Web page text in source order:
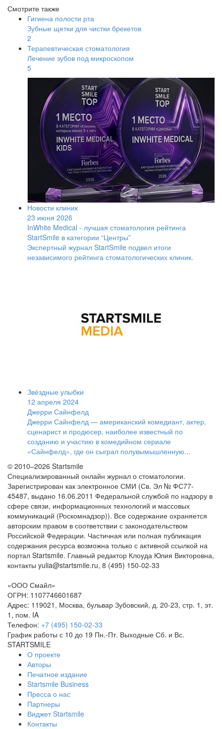
Смотрите также
Гигиена полости рта
Зубные щетки для чистки брекетов
2
Терапевтическая стоматология
Лечение зубов под микроскопом
5
Новости клиник
23 июня 2026
InWhite Medical - лучшая стоматология рейтинга
StartSmile в категории “Центры”
Экспертный журнал StartSmile подвел итоги
независимого рейтинга стоматологических клиник.
Звёздные улыбки
12 апреля 2024
Джерри Сайнфелд
Джерри Сайнфелд — американский комедиант, актер,
сценарист и продюсер, наиболее известный по
созданию и участию в комедийном сериале
«Сайнфелд», где он сыграл полувымышленную...
© 2010–2026 Startsmile
Специализированный онлайн журнал о стоматологии.
Зарегистрирован как электронное СМИ (Св. Эл № ФС77-
45487, выдано 16.06.2011 Федеральной службой по надзору в
сфере связи, информационных технологий и массовых
коммуникаций (Роскомнадзор)). Все содержание охраняется
авторским правом в соответствии с законодательством
Российской Федерации. Частичная или полная публикация
содержания ресурса возможна только с активной ссылкой на
портал Startsmile. Главный редактор Клоуда Юлия Викторовна,
контакты yulia@startsmile.ru, 8 (495) 150-02-33
«ООО Смайл»
ОГРН: 1107746601687
Адрес: 119021 , Москва, бульвар Зубовский, д. 20-23, стр. 1, эт.
1, пом. IA
Телефон: +7 (495) 150-02-33
График работы с 10 до 19 Пн.-Пт. Выходные Сб. и Вс.
STARTSMILE
О проекте
Авторы
Печатное издание
Startsmile Business
Пресса о нас
Партнеры
Виджет Startsmile
Контакты